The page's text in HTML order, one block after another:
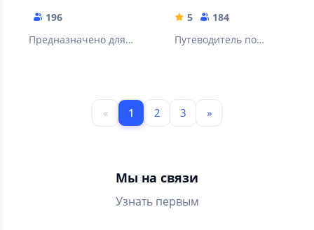
196
Предназначено для
5
184
Путеводитель по
приложении!
« 1 2 3 »
Мы на связи
Узнать первым